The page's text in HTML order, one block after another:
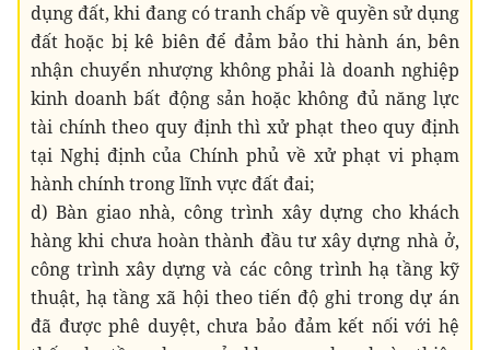
dụng đất, khi đang có tranh chấp về quyền sử dụng
đất hoặc bị kê biên để đảm bảo thi hành án, bên
nhận chuyển nhượng không phải là doanh nghiệp
kinh doanh bất động sản hoặc không đủ năng lực
tài chính theo quy định thì xử phạt theo quy định
tại Nghị định của Chính phủ về xử phạt vi phạm
hành chính trong lĩnh vực đất đai;
d) Bàn giao nhà, công trình xây dựng cho khách
hàng khi chưa hoàn thành đầu tư xây dựng nhà ở,
công trình xây dựng và các công trình hạ tầng kỹ
thuật, hạ tầng xã hội theo tiến độ ghi trong dự án
đã được phê duyệt, chưa bảo đảm kết nối với hệ